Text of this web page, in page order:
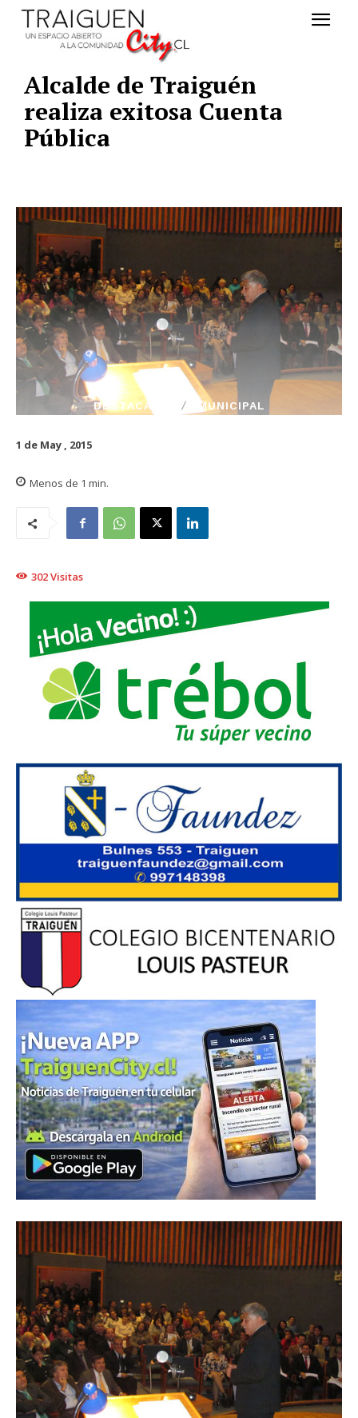
Alcalde de Traiguén
realiza exitosa Cuenta
Pública
DESTACADO MUNICIPAL
1 de May , 2015
Menos de 1 min.
302Visitas